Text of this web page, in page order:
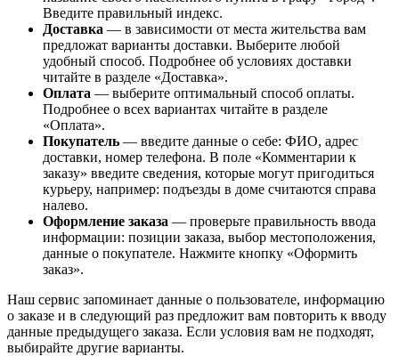
Введите правильный индекс.
Доставка — в зависимости от места жительства вам
предложат варианты доставки. Выберите любой
удобный способ. Подробнее об условиях доставки
читайте в разделе «Доставка».
Оплата — выберите оптимальный способ оплаты.
Подробнее о всех вариантах читайте в разделе
«Оплата».
Покупатель — введите данные о себе: ФИО, адрес
доставки, номер телефона. В поле «Комментарии к
заказу» введите сведения, которые могут пригодиться
курьеру, например: подъезды в доме считаются справа
налево.
Оформление заказа — проверьте правильность ввода
информации: позиции заказа, выбор местоположения,
данные о покупателе. Нажмите кнопку «Оформить
заказ».
Наш сервис запоминает данные о пользователе, информацию
о заказе и в следующий раз предложит вам повторить к вводу
данные предыдущего заказа. Если условия вам не подходят,
выбирайте другие варианты.